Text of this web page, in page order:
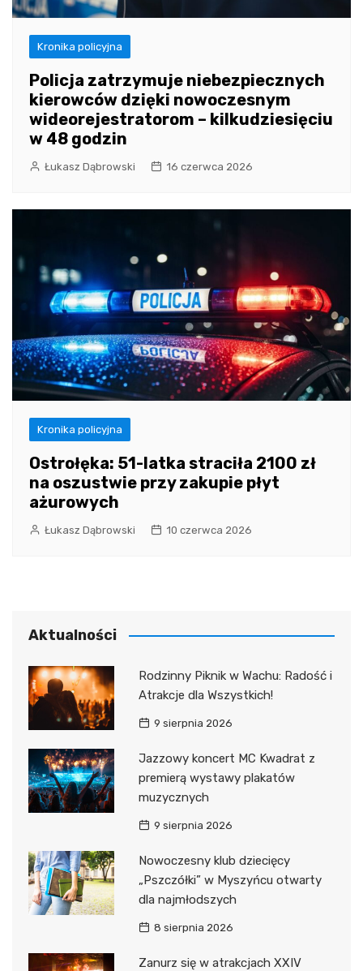
Kronika policyjna
Policja zatrzymuje niebezpiecznych
kierowców dzięki nowoczesnym
wideorejestratorom – kilkudziesięciu
w 48 godzin
Łukasz Dąbrowski 16 czerwca 2026
Kronika policyjna
Ostrołęka: 51-latka straciła 2100 zł
na oszustwie przy zakupie płyt
ażurowych
Łukasz Dąbrowski 10 czerwca 2026
Aktualności
Rodzinny Piknik w Wachu: Radość i
Atrakcje dla Wszystkich!
9 sierpnia 2026
Jazzowy koncert MC Kwadrat z
premierą wystawy plakatów
muzycznych
9 sierpnia 2026
Nowoczesny klub dziecięcy
„Pszczółki” w Myszyńcu otwarty
dla najmłodszych
8 sierpnia 2026
Zanurz się w atrakcjach XXIV